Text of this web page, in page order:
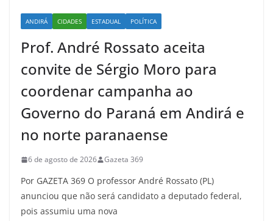
ANDIRÁ CIDADES ESTADUAL POLÍTICA
Prof. André Rossato aceita
convite de Sérgio Moro para
coordenar campanha ao
Governo do Paraná em Andirá e
no norte paranaense
6 de agosto de 2026 Gazeta 369
Por GAZETA 369 O professor André Rossato (PL)
anunciou que não será candidato a deputado federal,
pois assumiu uma nova